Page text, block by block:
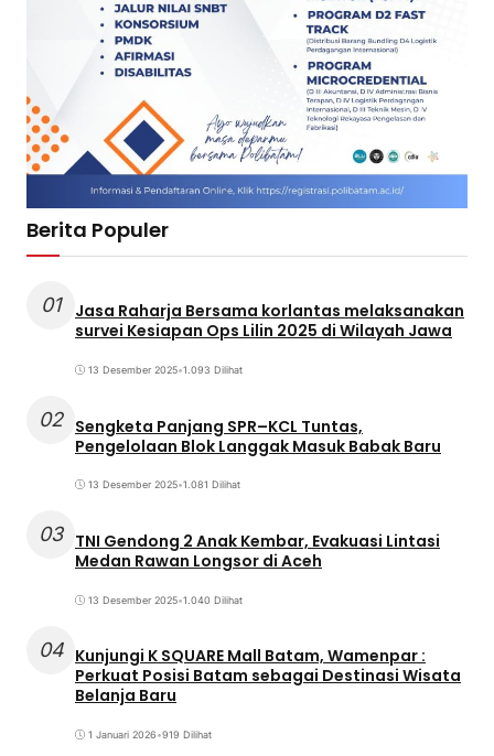
Berita Populer
01
Jasa Raharja Bersama korlantas melaksanakan
survei Kesiapan Ops Lilin 2025 di Wilayah Jawa
13 Desember 2025•1.093 Dilihat
02 Sengketa Panjang SPR–KCL Tuntas,
Pengelolaan Blok Langgak Masuk Babak Baru
13 Desember 2025•1.081 Dilihat
03 TNI Gendong 2 Anak Kembar, Evakuasi Lintasi
Medan Rawan Longsor di Aceh
13 Desember 2025•1.040 Dilihat
04 Kunjungi K SQUARE Mall Batam, Wamenpar :
Perkuat Posisi Batam sebagai Destinasi Wisata
Belanja Baru
1 Januari 2026•919 Dilihat